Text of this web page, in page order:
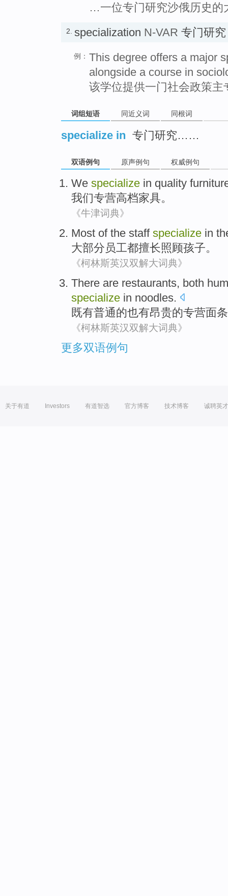
…一位专门研究沙俄历史的
2. specialization N-VAR 专门研究
例： This degree offers a major
alongside a course in
该学位提供一门社会政策
词组短语 同近义词 同根词
specialize in 专门研究……
双语例句 原声例句 权威例句
We specialize in quality
我们专营高档家具。
《牛津词典》
Most of the staff specialize in
大部分 员工都擅长照顾孩子。
《柯林斯英汉双解大词典》
There are restaurants, both
specialize in noodles.
既有普通的也有昂贵的专营面条
《柯林斯英汉双解大词典》
更多双语例句
关于有道 Investors 有道智选 官方博客 技术博客 诚聘英才